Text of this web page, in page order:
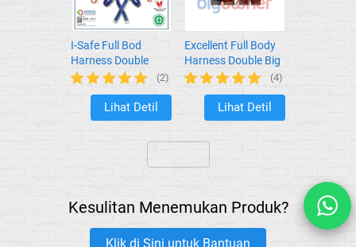
I-Safe Full Bod
Harness Double
Absorber Big Hook(2)
`
Lihat Detil
Excellent Full Body
Harness Double Big
Hook
(4)
`
Lihat Detil
Kesulitan Menemukan Produk?
`Klik di Sini untuk Bantuan